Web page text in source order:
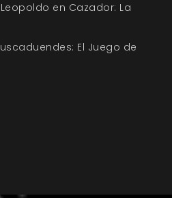
en Cazador: La
El Juego de